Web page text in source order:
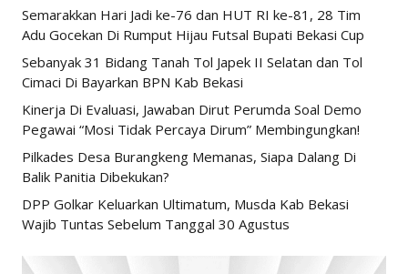
Semarakkan Hari Jadi ke-76 dan HUT RI ke-81, 28 Tim
Adu Gocekan Di Rumput Hijau Futsal Bupati Bekasi Cup
Sebanyak 31 Bidang Tanah Tol Japek II Selatan dan Tol
Cimaci Di Bayarkan BPN Kab Bekasi
Kinerja Di Evaluasi, Jawaban Dirut Perumda Soal Demo
Pegawai “Mosi Tidak Percaya Dirum” Membingungkan!
Pilkades Desa Burangkeng Memanas, Siapa Dalang Di
Balik Panitia Dibekukan?
DPP Golkar Keluarkan Ultimatum, Musda Kab Bekasi
Wajib Tuntas Sebelum Tanggal 30 Agustus